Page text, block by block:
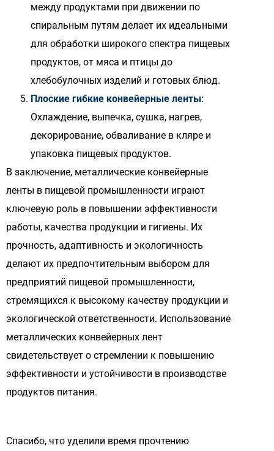
между продуктами при движении по
спиральным путям делает их идеальными
для обработки широкого спектра пищевых
продуктов, от мяса и птицы до
хлебобулочных изделий и готовых блюд.
Плоские гибкие конвейерные ленты:
Охлаждение, выпечка, сушка, нагрев,
декорирование, обваливание в кляре и
упаковка пищевых продуктов.
В заключение, металлические конвейерные
ленты в пищевой промышленности играют
ключевую роль в повышении эффективности
работы, качества продукции и гигиены. Их
прочность, адаптивность и экологичность
делают их предпочтительным выбором для
предприятий пищевой промышленности,
стремящихся к высокому качеству продукции и
экологической ответственности. Использование
металлических конвейерных лент
свидетельствует о стремлении к повышению
эффективности и устойчивости в производстве
продуктов питания.
Спасибо, что уделили время прочтению